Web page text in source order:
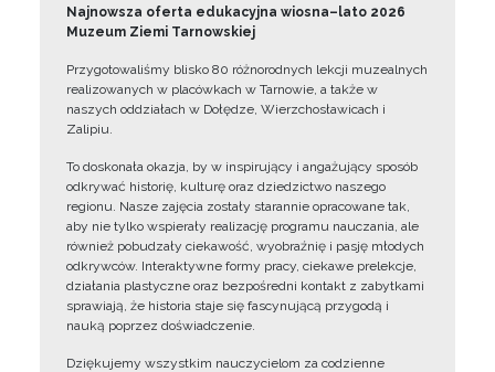
Najnowsza oferta edukacyjna wiosna–lato 2026
Muzeum Ziemi Tarnowskiej
Przygotowaliśmy blisko 80 różnorodnych lekcji muzealnych
realizowanych w placówkach w Tarnowie, a także w
naszych oddziałach w Dołędze, Wierzchosławicach i
Zalipiu.
To doskonała okazja, by w inspirujący i angażujący sposób
odkrywać historię, kulturę oraz dziedzictwo naszego
regionu. Nasze zajęcia zostały starannie opracowane tak,
aby nie tylko wspierały realizację programu nauczania, ale
również pobudzały ciekawość, wyobraźnię i pasję młodych
odkrywców. Interaktywne formy pracy, ciekawe prelekcje,
działania plastyczne oraz bezpośredni kontakt z zabytkami
sprawiają, że historia staje się fascynującą przygodą i
nauką poprzez doświadczenie.
Dziękujemy wszystkim nauczycielom za codzienne